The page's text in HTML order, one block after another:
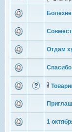
Отдам
1